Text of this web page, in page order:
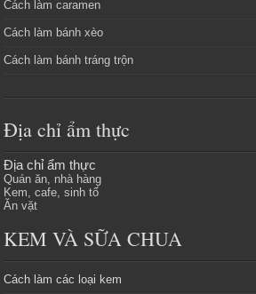
Cách làm caramen
Cách làm bánh xèo
Cách làm bánh tráng trộn
Địa chỉ ẩm thực
Địa chỉ ẩm thực
Quán ăn, nhà hàng
Kem, cafe, sinh tố
Ăn vặt
KEM VÀ SỮA CHUA
Cách làm các loại kem